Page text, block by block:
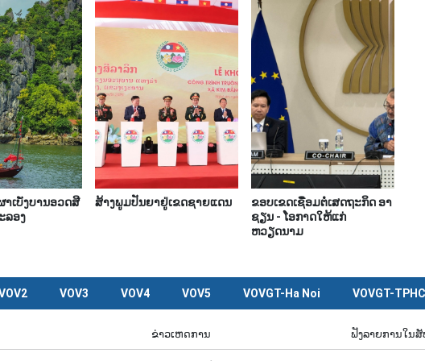
ເບັ່ງບານອວດສີ
ລອງ
ສ້າງພູມປັນຍາຢູ່ເຂດຊາຍແດນ
ຂອບເຂດເຊື່ອມຕໍ່ເສດຖະກິດ ອາ
ຊຽນ - ໂອກາດໃຫ້ແກ່
ຫວຽດນາມ
VOV3 VOV4 VOV5 VOVGT-Ha Noi VOVGT-
ຂ່າວເຫດການ ຟັງລາຍການໃນສັ